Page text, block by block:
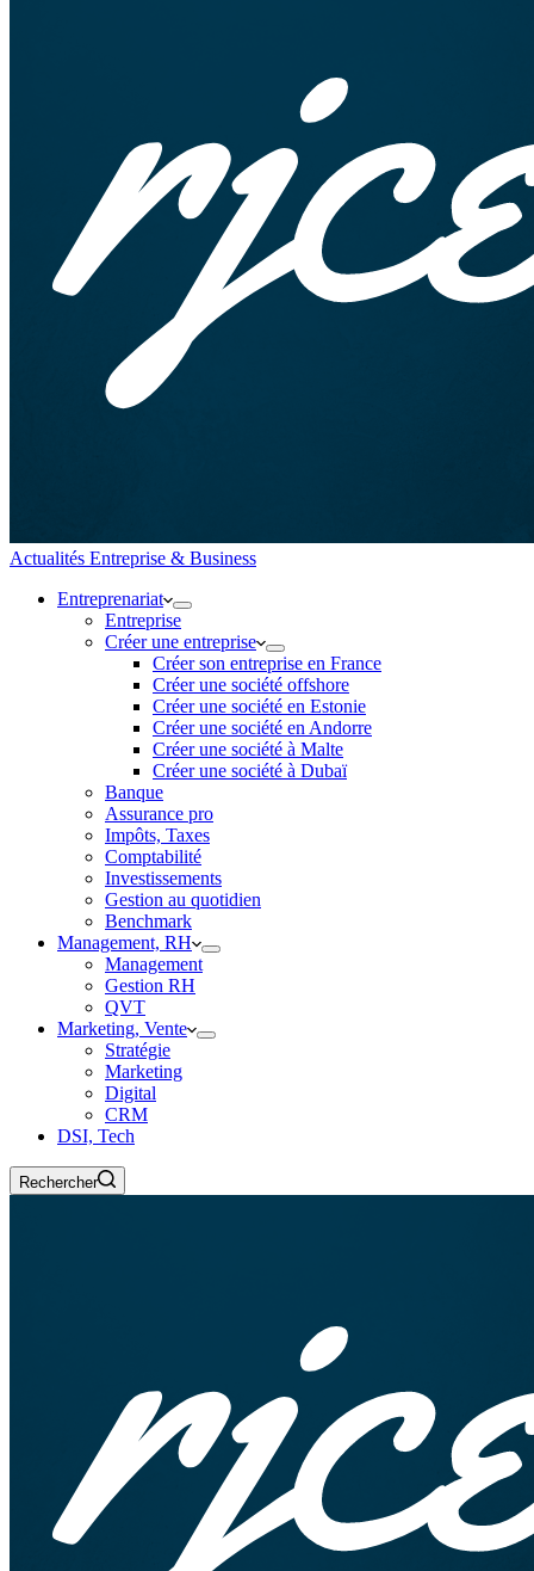
Actualités Entreprise & Business
Entreprenariat
Entreprise
Créer une entreprise
Créer son entreprise en France
Créer une société offshore
Créer une société en Estonie
Créer une société en Andorre
Créer une société à Malte
Créer une société à Dubaï
Banque
Assurance pro
Impôts, Taxes
Comptabilité
Investissements
Gestion au quotidien
Benchmark
Management, RH
Management
Gestion RH
QVT
Marketing, Vente
Stratégie
Marketing
Digital
CRM
DSI, Tech
Rechercher